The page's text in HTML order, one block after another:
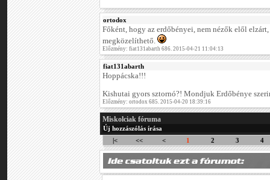
ortodox
Főként, hogy az erdőbényei, nem nézők elől
megközelíthető.
Előzmény: fiat131abarth 686. 2015-04-21 11:04:13
fiat131abarth
Hoppácska!!!
Kishutai gyors sztornó?! Mondjuk Erdőbénye
Előzmény: ortodox 685. 2015-04-20 18:39:16
Miskolciak fóruma
Új hozzászólás írása
|<
<< < 1 2 3 4